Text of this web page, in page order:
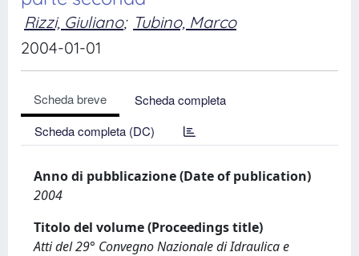
Rizzi, Giuliano; Tubino, Marco
2004-01-01
Scheda breve
Scheda completa
Scheda completa (DC)
Anno di pubblicazione (Date of publication)
2004
Titolo del volume (Proceedings title)
Atti del 29° Convegno Nazionale di Idraulica e